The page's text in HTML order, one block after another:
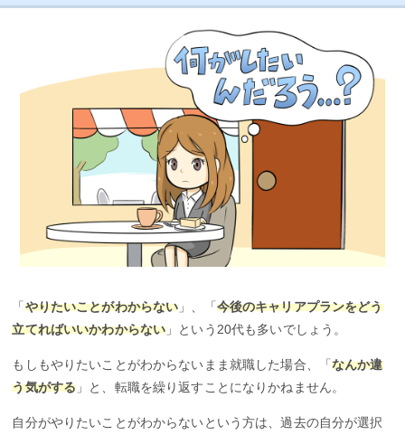
「やりたいことがわからない 」、「今後のキャリアプランをどう
立てればいいかわからない 」という20代も多いでしょう。
もしもやりたいことがわからないまま就職した場合、「なんか違
う気がする 」と、転職を繰り返すことになりかねません。
自分がやりたいことがわからないという方は、過去の自分が選択